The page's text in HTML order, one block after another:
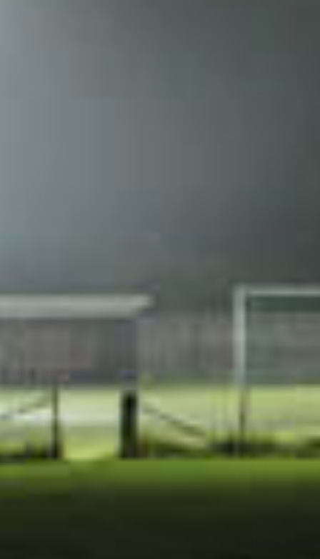
zum Austausch von Hochdruckentladungslampen ist jetzt
verfügbar. Während in der Vergangenheit der Einsatz von
herkömmlichen Entladungslampen bevorzugt wurde, gibt
sondern auch aus wirtschaftlicher Sicht auszeichnen.
Durch die hohe IP-Schutzart
(IP 64) wird auch der Einsatz in
älteren Straßenleuchten
ermöglicht.
Wesentlicher Unterschied zu
herkömmlichen LED Retrofit